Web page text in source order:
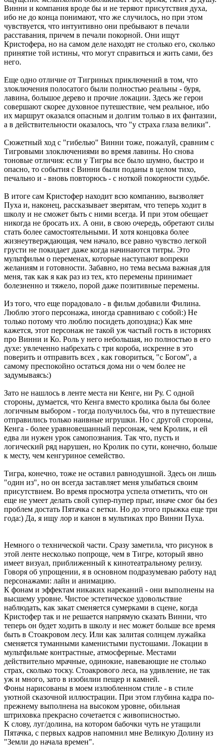
Винни и компания вроде бы и не теряют присутствия духа,
ибо не до конца понимают, что же случилось, но при этом
чувствуется, что интуитивно они пребывают в печали
расставания, причем в печали покорной. Они ищут
Кристофера, но на самом деле находят не столько его, сколько
принятие той истины, что могут справиться и жить сами, без
него.
Еще одно отличие от Тигриных приключений в том, что
злоключения полосатого были полностью реальны - буря,
лавина, большое дерево и прочие локации. Здесь же герои
совершают скорее духовное путешествие, чем реальное, ибо
их маршрут оказался опасным и долгим только в их фантазии,
а в действительности оказалось, что "у страха глаза велики".
Сюжетный ход с "гибелью" Винни тоже, пожалуй, сравним с
Тигровыми злоключениями во время лавины. Но снова
тоновые отличия: если у Тигры все было шумно, быстро и
опасно, то события с Винни были поданы в целом тихо,
печально и - вновь повторюсь - с ноткой покорности судьбе.
В итоге сам Кристофер находит всю компанию, вызволяет
Пуха и, наконец, рассказывает зверятам, что теперь ходит в
школу и не сможет быть с ними всегда. И при этом обещает
никогда не бросать их. А они, в свою очередь, обретают силы
стать более самостоятельными. И хотя концовка более
жизнеутверждающая, чем начало, все равно чувство легкой
грусти не покидает даже когда начинаются титры. Это
мультфильм о переменах, которые наступают вопреки
желаниям и готовности. Забавно, но тема весьма важная для
меня, так как я как раз из тех, кто перемены принимает
болезненно и тяжело, порой даже позитивные перемены.
Из того, что еще порадовало - в фильм добавили Филина.
Люблю этого персонажа, иногда сравниваю с собой:) Не
только потому что люблю посидеть допоздна;) Как мне
кажется, этот персонаж не такой уж частый гость в историях
про Винни и Ко. Роль у него небольшая, но полностью в его
духе: увлеченно набрехать с три короба, искренне в это
поверить и отправить всех , как говориться, "с Богом", а
самому преспокойно остаться дома ни о чем более не
задумываясь:)
Зато не нашлось в ленте места ни Кенге, ни Ру. С одной
стороны, думается, что Кенга вместо кролика была бы более
логичным выбором - тогда получилось бы, что в путешествие
отправились только наивные игрушки. Но с другой стороны,
Кенга - более уравновешанный персонаж, чем Кролик, и ей
едва ли нужен урок самопознания. Так что, пусть и
логический ряд нарушен, но Кролик по сути, конечно, больше
к месту, чем кенгуриное семейство.
Тигра, конечно, тоже не оставил равнодушной. Здесь он лишь
"один из", но он всегда заставляет меня улыбаться своим
присутствием. Во время просмотра успела отметить, что он
еще не умеет делать свой супер-пупер прыг, иначе смог бы без
проблем достать Пятачка с ветки. Но до этого прыжка еще три
года:) Да, я ищу лор и канон в мультиках про Винни Пуха.
Немного о технической части. Сразу заметила, что рисунок в
этой ленте несколько попроще, чем в Тигре, который явно
имеет визуал, приближенный к кинотеатральному релизу.
Говоря об упрощении, я в основном подразумеваю работу над
персонажами: лайн и анимацию.
К фонам и эффектам никаких нареканий - они выполнены на
высшему уровне. Чистое эстетическое удовольствие
наблюдать, как закат сменяется сумерками в сцене, когда
Кристофер так и не решается напрямую сказать Винни, что
теперь он будет ходить в школу и нес может больше все время
быть в Стоакровом лесу. Или как залитая солнцем лужайка
сменяется туманными каменистыми пустошами. Локации в
мультфильме контрастные, атмосферные. Местами
действительно мрачные, одинокие, навевающие не столько
страх, сколько тоску. Стоакрового леса, на удивление, не так
уж и много, зато в изобилии пещер и камней.
Фоны нарисованы в моем излюбленном стиле - в стиле
уютной сказочной иллюстрации. При этом глубина кадра по-
прежнему выполнена на высоком уровне, обильная
штриховка прекрасно сочетается с живописностью.
К слову, луг/долина, на котором бабочки чуть не утащили
Пятачка, с первых кадров напомнил мне Великую Долину из
"Земли до начала времен".